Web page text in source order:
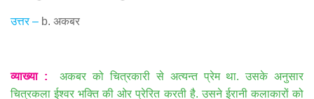
उत्तर– b. अकबर
व्याख्या: अकबर को चित्रकारी से अत्यन्त प्रेम था.उसके अनुसार
चित्रकला ईश्वर भक्ति की ओर प्रेरित करती है.उसने ईरानी कलाकारों को